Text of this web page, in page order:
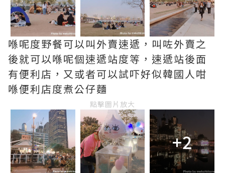
喺呢度野餐可以叫外賣速遞，叫咗外賣之
後就可以喺呢個速遞站度等，速遞站後面
有便利店，又或者可以試吓好似韓國人咁
喺便利店度煮公仔麵
點擊圖片放大
+2